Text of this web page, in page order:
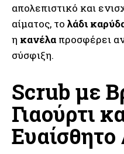
απολεπιστικό και
αίματος, το λάδι
η κανέλα προσφέρει
σύσφιξη.
Scrub με
Γιαούρτι